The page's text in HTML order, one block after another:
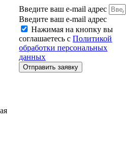
Введите ваш e-mail адрес
Введите ваш e-mail адрес
Нажимая на кнопку вы
соглашаетесь сПолитикой
обработки персональных
данных
Отправить заявку